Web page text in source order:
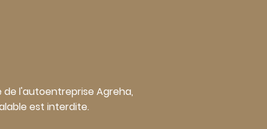
de l'autoentreprise Agreha,
est interdite.